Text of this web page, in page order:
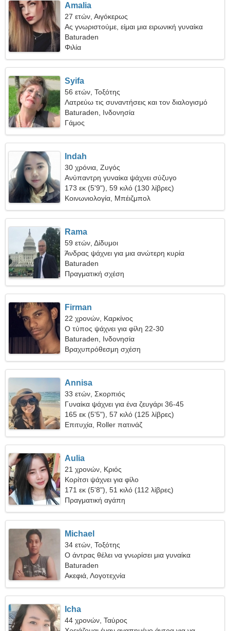
Amalia
27 ετών, Αιγόκερως
Ας γνωριστούμε, είμαι μια ειρωνική γυναίκα
Baturaden
Φιλία
Syifa
56 ετών, Τοξότης
Λατρεύω τις συναντήσεις και τον διαλογισμό
Baturaden, Ινδονησία
Γάμος
Indah
30 χρόνια, Ζυγός
Ανύπαντρη γυναίκα ψάχνει σύζυγο
173 εκ (5'9"), 59 κιλό (130 λίβρες)
Κοινωνιολογία, Μπέιζμπολ
Rama
59 ετών, Δίδυμοι
Άνδρας ψάχνει για μια ανώτερη κυρία
Baturaden
Πραγματική σχέση
Firman
22 χρονών, Καρκίνος
Ο τύπος ψάχνει για φίλη 22-30
Baturaden, Ινδονησία
Βραχυπρόθεσμη σχέση
Annisa
33 ετών, Σκορπιός
Γυναίκα ψάχνει για ένα ζευγάρι 36-45
165 εκ (5'5"), 57 κιλό (125 λίβρες)
Επιτυχία, Roller πατινάζ
Aulia
21 χρονών, Κριός
Κορίτσι ψάχνει για φίλο
171 εκ (5'8"), 51 κιλό (112 λίβρες)
Πραγματική αγάπη
Michael
34 ετών, Τοξότης
Ο άντρας θέλει να γνωρίσει μια γυναίκα
Baturaden
Ακεφιά, Λογοτεχνία
Icha
44 χρονών, Ταύρος